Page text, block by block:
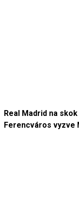
Real Madrid na
Ferencváros vyzve